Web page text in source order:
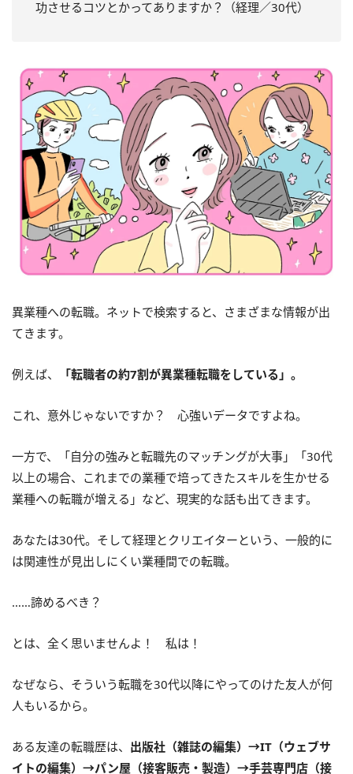
功させるコツとかってありますか？（経理／30代）
異業種への転職。ネットで検索すると、さまざまな情報が出
てきます。
例えば、 「転職者の約7割が異業種転職をしている」。
これ、意外じゃないですか？ 心強いデータですよね。
一方で、「自分の強みと転職先のマッチングが大事」「30代
以上の場合、これまでの業種で培ってきたスキルを生かせる
業種への転職が増える」など、現実的な話も出てきます。
あなたは30代。そして経理とクリエイターという、一般的に
は関連性が見出しにくい業種間での転職。
……諦めるべき？
とは、全く思いませんよ！ 私は！
なぜなら、そういう転職を30代以降にやってのけた友人が何
人もいるから。
ある友達の転職歴は、 出版社（雑誌の編集）→IT（ウェブサ
イトの編集）→パン屋（接客販売・製造）→手芸専門店（接